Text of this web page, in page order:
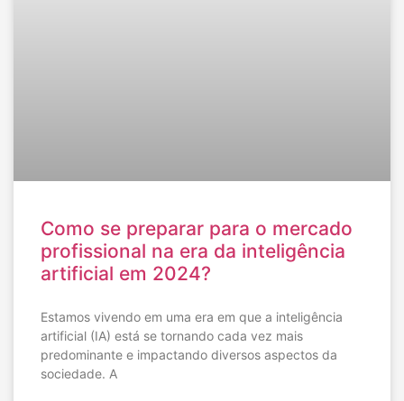
Como se preparar para o mercado
profissional na era da inteligência
artificial em 2024?
Estamos vivendo em uma era em que a inteligência
artificial (IA) está se tornando cada vez mais
predominante e impactando diversos aspectos da
sociedade. A